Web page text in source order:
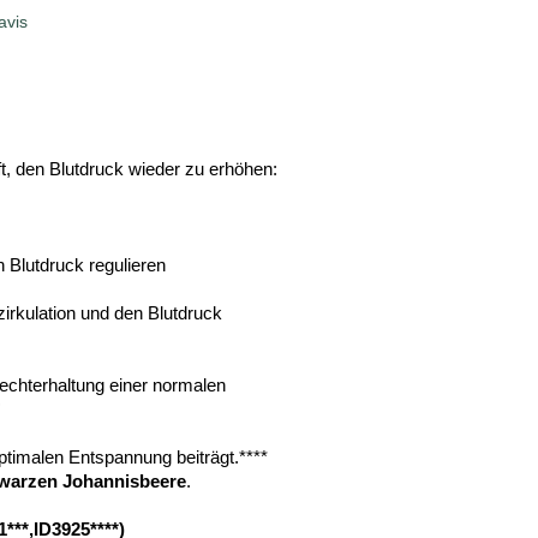
den Blutdruck wieder zu erhöhen:
Blutdruck regulieren
und den Blutdruck
einer normalen
Entspannung beiträgt.****
Johannisbeere.